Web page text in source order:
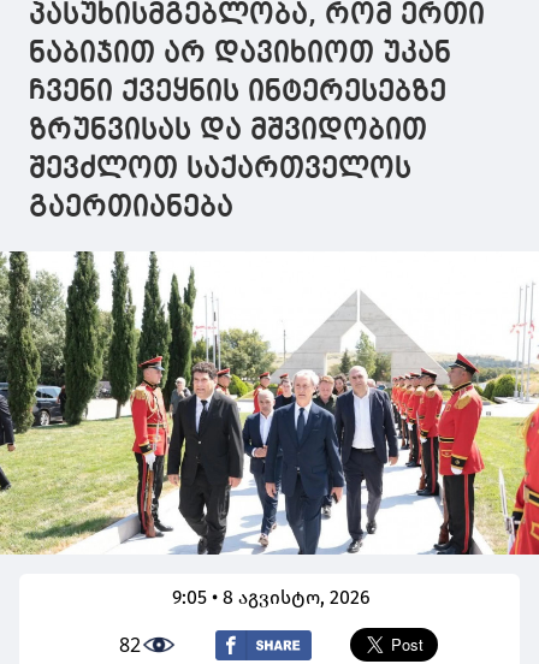
პასუხისმგებლობა, რომ ერთი
ნაბიჯით არ დავიხიოთ უკან
ჩვენი ქვეყნის ინტერესებზე
ზრუნვისას და მშვიდობით
შევძლოთ საქართველოს
გაერთიანება
9:05 • 8 აგვისტო, 2026
82